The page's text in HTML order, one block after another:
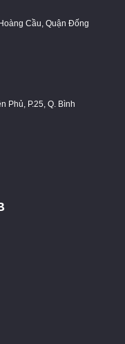
Cầu, Quận Đống
Phủ, P.25, Q. Bình